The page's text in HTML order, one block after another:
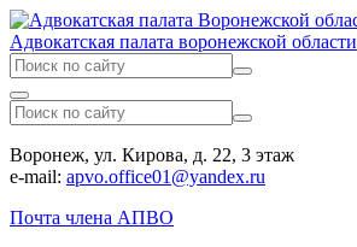
Адвокатская палата воронежской области
Воронеж, ул. Кирова, д. 22, 3 этаж
e-mail: apvo.office01@yandex.ru
Почта члена АПВО